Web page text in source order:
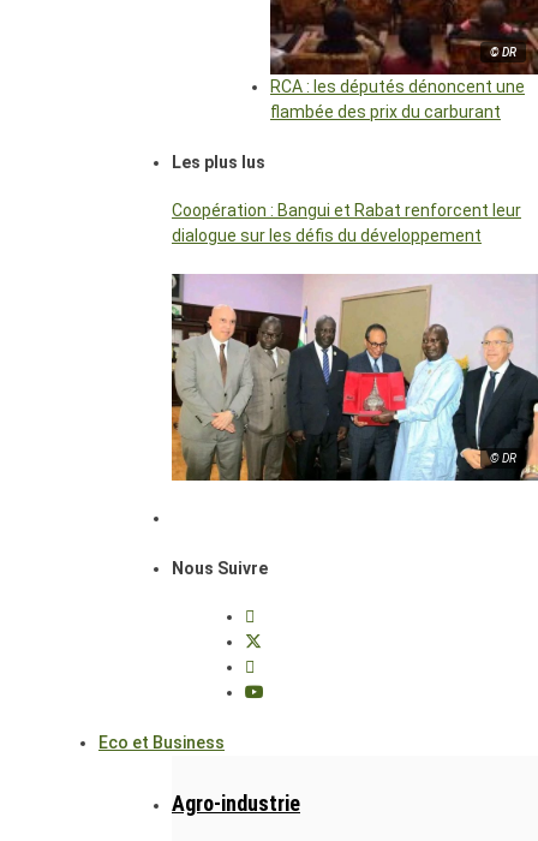
© DR
RCA : les députés dénoncent une
flambée des prix du carburant
Les plus lus
Coopération : Bangui et Rabat renforcent leur
dialogue sur les défis du développement
© DR
Nous Suivre
Eco et Business
Agro-industrie